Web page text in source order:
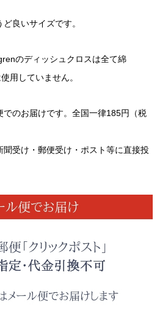
良いサイズです。
のディッシュクロスは全て綿
用していません。
でのお届けです。全国一律185円（税
聞受け・郵便受け・ポスト等に直接投